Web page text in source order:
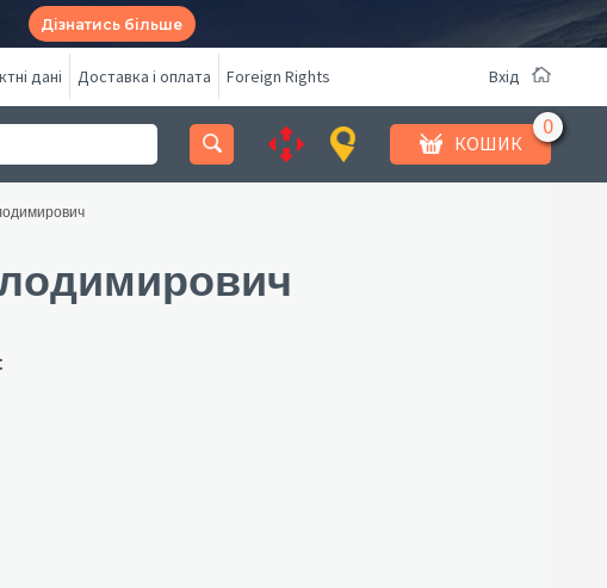
Дізнатись більше
дані Доставка і оплата Foreign Rights Вхід
КОШИК